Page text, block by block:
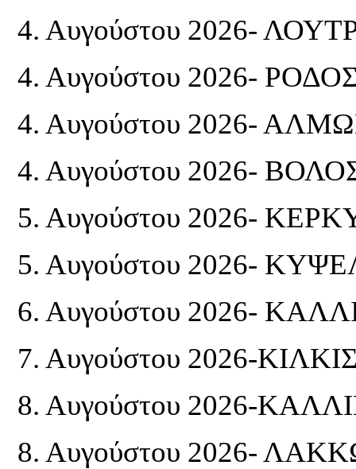
4. Αυγούστου 2026-
4. Αυγούστου 2026-
4. Αυγούστου 2026-
4. Αυγούστου 2026-
5. Αυγούστου 2026-
5. Αυγούστου 2026-
6. Αυγούστου 2026-
7. Αυγούστου 2026-
8. Αυγούστου 2026-
8. Αυγούστου 2026-